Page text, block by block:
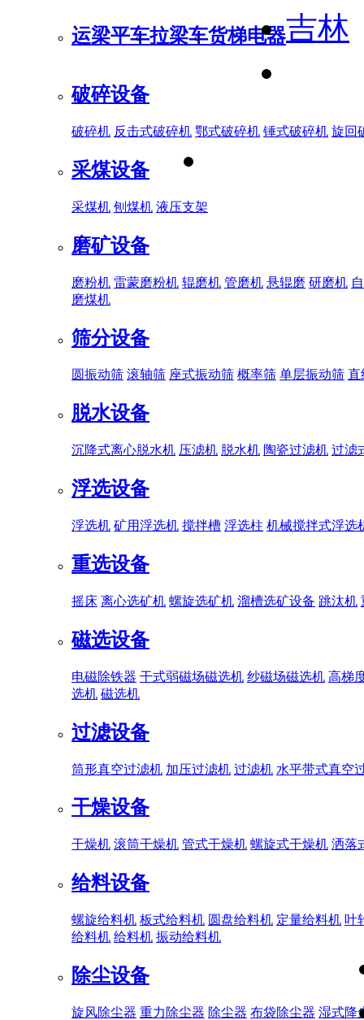
运梁平车拉梁车货梯电器
破碎设备
破碎机 反击式破碎机 鄂式破碎机 锤式破碎机 旋回
采煤设备
采煤机 刨煤机 液压支架
磨矿设备
磨粉机 雷蒙磨粉机 辊磨机 管磨机 悬辊磨 研磨机
磨煤机
筛分设备
圆振动筛 滚轴筛 座式振动筛 概率筛 单层振动筛 直
脱水设备
沉降式离心脱水机 压滤机 脱水机 陶瓷过滤机 过滤
浮选设备
浮选机 矿用浮选机 搅拌槽 浮选柱 机械搅拌式浮选
重选设备
摇床 离心选矿机 螺旋选矿机 溜槽选矿设备 跳汰机
磁选设备
电磁除铁器 干式弱磁场磁选机 纱磁场磁选机 高梯
选机 磁选机
过滤设备
筒形真空过滤机 加压过滤机 过滤机 水平带式真空
干燥设备
干燥机 滚筒干燥机 管式干燥机 螺旋式干燥机 洒落
给料设备
螺旋给料机 板式给料机 圆盘给料机 定量给料机 叶
给料机 给料机 振动给料机
除尘设备
旋风除尘器 重力除尘器 除尘器 布袋除尘器 湿式降
吉林